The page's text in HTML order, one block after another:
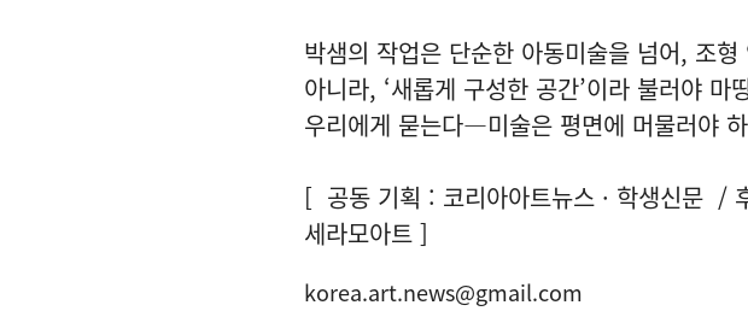
박샘의 작업은 단순한 아동미술을 넘어, 조
아니라, ‘새롭게 구성한 공간’이라 불러야
우리에게 묻는다—미술은 평면에 머물러야
[ 공동 기획 : 코리아아트뉴스 · 학생신문 /
세라모아트 ]
korea.art.news@gmail.com